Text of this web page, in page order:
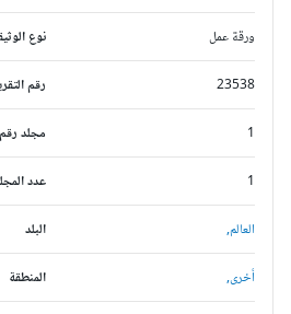
نوع الوثيقة ورقة عمل
رقم التقرير 23538
مجلد رقم
عدد
البلد العالم,
المنطقة أخرى,